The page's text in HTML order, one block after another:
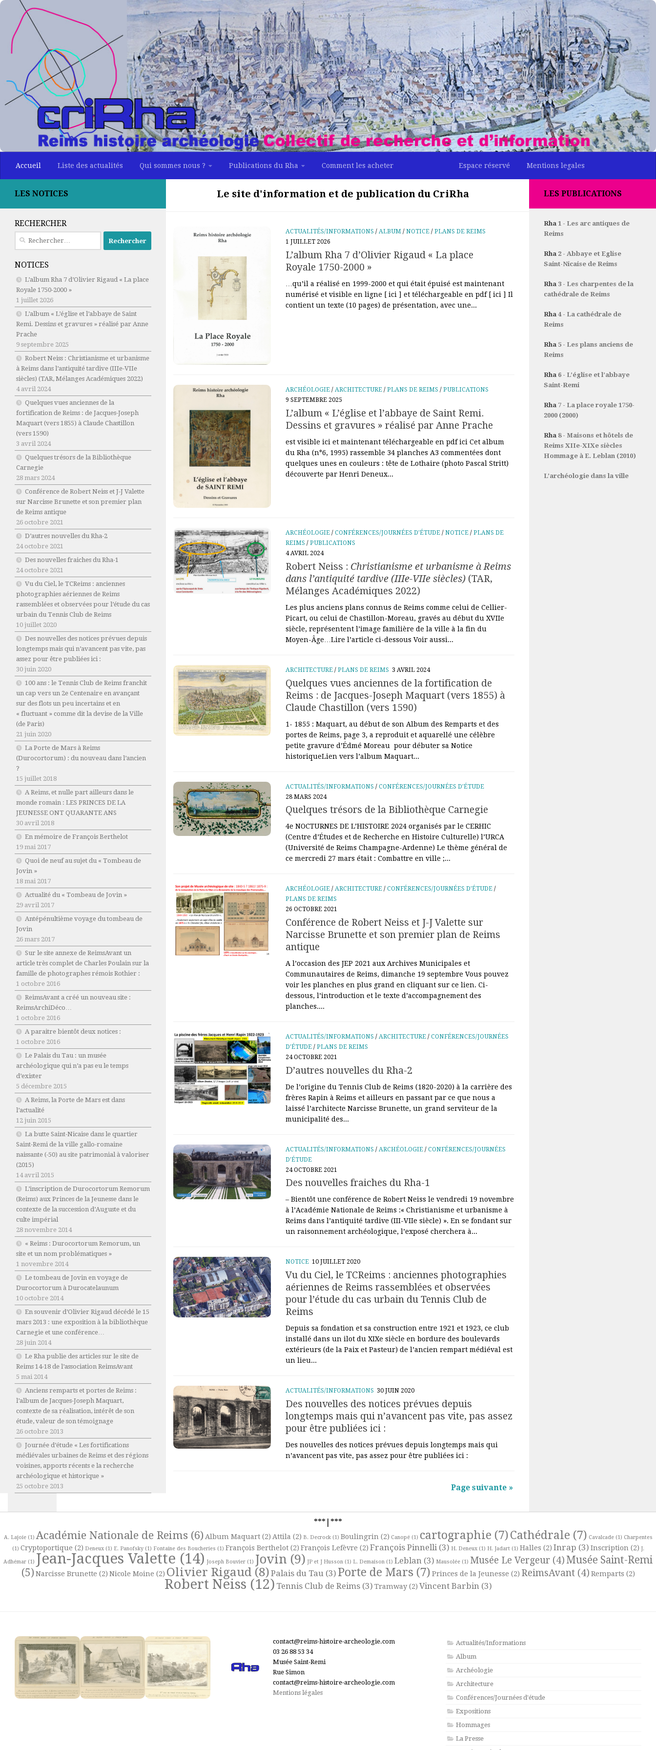
Skip to content
Accueil Liste des actualités Qui sommes nous ? Publications du Rha Comment les acheter Espace réservé Mentions legales
Le site d'information et de publication du CriRha
ACTUALITÉS/INFORMATIONS /ALBUM /NOTICE /PLANS DE REIMS
1 JUILLET 2026
L’album Rha 7 d’Olivier Rigaud « La place
Royale 1750-2000 »
…qu’il a réalisé en 1999-2000 et qui était épuisé est maintenant
numérisé et visible en ligne [ ici ] et téléchargeable en pdf [ ici ] Il
contient un texte (10 pages) de présentation, avec une...
ARCHÉOLOGIE /ARCHITECTURE /PLANS DE REIMS /PUBLICATIONS
9 SEPTEMBRE 2025
L’album « L’église et l’abbaye de Saint Remi.
Dessins et gravures » réalisé par Anne Prache
est visible ici et maintenant téléchargeable en pdf ici Cet album
du Rha (n°6, 1995) rassemble 34 planches A3 commentées dont
quelques unes en couleurs : tête de Lothaire (photo Pascal Stritt)
découverte par Henri Deneux...
ARCHÉOLOGIE /CONFÉRENCES/JOURNÉES D'ÉTUDE /NOTICE /PLANS DE
REIMS /PUBLICATIONS
4 AVRIL 2024
Robert Neiss : Christianisme et urbanisme à Reims
dans l’antiquité tardive (IIIe-VIIe siècles) (TAR,
Mélanges Académiques 2022)
Les plus anciens plans connus de Reims comme celui de Cellier-
Picart, ou celui de Chastillon-Moreau, gravés au début du XVIIe
siècle, représentent l’image familière de la ville à la fin du
Moyen-Âge…Lire l’article ci-dessous Voir aussi...
ARCHITECTURE /PLANS DE REIMS 3 AVRIL 2024
Quelques vues anciennes de la fortification de
Reims : de Jacques-Joseph Maquart (vers 1855) à
Claude Chastillon (vers 1590)
1- 1855 : Maquart, au début de son Album des Remparts et des
portes de Reims, page 3, a reproduit et aquarellé une célèbre
petite gravure d’Édmé Moreau pour débuter sa Notice
historiqueLien vers l’album Maquart...
ACTUALITÉS/INFORMATIONS /CONFÉRENCES/JOURNÉES D'ÉTUDE
28 MARS 2024
Quelques trésors de la Bibliothèque Carnegie
4e NOCTURNES DE L’HISTOIRE 2024 organisés par le CERHIC
(Centre d’Études et de Recherche en Histoire Culturelle) l’URCA
(Université de Reims Champagne-Ardenne) Le thème général de
ce mercredi 27 mars était : Combattre en ville ;...
ARCHÉOLOGIE /ARCHITECTURE /CONFÉRENCES/JOURNÉES D'ÉTUDE /
PLANS DE REIMS
26 OCTOBRE 2021
Conférence de Robert Neiss et J-J Valette sur
Narcisse Brunette et son premier plan de Reims
antique
A l’occasion des JEP 2021 aux Archives Municipales et
Communautaires de Reims, dimanche 19 septembre Vous pouvez
voir les planches en plus grand en cliquant sur ce lien. Ci-
dessous, l’introduction et le texte d’accompagnement des
planches....
ACTUALITÉS/INFORMATIONS /ARCHITECTURE /CONFÉRENCES/JOURNÉES
D'ÉTUDE /PLANS DE REIMS
24 OCTOBRE 2021
D’autres nouvelles du Rha-2
De l’origine du Tennis Club de Reims (1820-2020) à la carrière des
frères Rapin à Reims et ailleurs en passant par ce que nous a
laissé l’architecte Narcisse Brunette, un grand serviteur de la
municipalité des...
ACTUALITÉS/INFORMATIONS / ARCHÉOLOGIE /CONFÉRENCES/JOURNÉES
D'ÉTUDE
24 OCTOBRE 2021
Des nouvelles fraiches du Rha-1
– Bientôt une conférence de Robert Neiss le vendredi 19 novembre
à l’Académie Nationale de Reims :« Christianisme et urbanisme à
Reims dans l’antiquité tardive (III-VIIe siècle) ». En se fondant sur
un raisonnement archéologique, l’exposé cherchera à...
NOTICE 10 JUILLET 2020
Vu du Ciel, le TCReims : anciennes photographies
aériennes de Reims rassemblées et observées
pour l’étude du cas urbain du Tennis Club de
Reims
Depuis sa fondation et sa construction entre 1921 et 1923, ce club
installé dans un ilot du XIXe siècle en bordure des boulevards
extérieurs (de la Paix et Pasteur) de l’ancien rempart médiéval est
un lieu...
ACTUALITÉS/INFORMATIONS 30 JUIN 2020
Des nouvelles des notices prévues depuis
longtemps mais qui n’avancent pas vite, pas assez
pour être publiées ici :
Des nouvelles des notices prévues depuis longtemps mais qui
n’avancent pas vite, pas assez pour être publiées ici :
Page suivante »
LES NOTICES
RECHERCHER
Rechercher :
NOTICES
L’album Rha 7 d’Olivier Rigaud « La place
Royale 1750-2000 »
1 juillet 2026
L’album « L’église et l’abbaye de Saint
Remi. Dessins et gravures » réalisé par Anne
Prache
9 septembre 2025
Robert Neiss : Christianisme et urbanisme
à Reims dans l’antiquité tardive (IIIe-VIIe
siècles) (TAR, Mélanges Académiques 2022)
4 avril 2024
Quelques vues anciennes de la
fortification de Reims : de Jacques-Joseph
Maquart (vers 1855) à Claude Chastillon
(vers 1590)
3 avril 2024
Quelques trésors de la Bibliothèque
Carnegie
28 mars 2024
Conférence de Robert Neiss et J-J Valette
sur Narcisse Brunette et son premier plan
de Reims antique
26 octobre 2021
D’autres nouvelles du Rha-2
24 octobre 2021
Des nouvelles fraiches du Rha-1
24 octobre 2021
Vu du Ciel, le TCReims : anciennes
photographies aériennes de Reims
rassemblées et observées pour l’étude du cas
urbain du Tennis Club de Reims
10 juillet 2020
Des nouvelles des notices prévues depuis
longtemps mais qui n’avancent pas vite, pas
assez pour être publiées ici :
30 juin 2020
100 ans : le Tennis Club de Reims franchit
un cap vers un 2e Centenaire en avançant
sur des flots un peu incertains et en
« fluctuant » comme dit la devise de la Ville
(de Paris)
21 juin 2020
La Porte de Mars à Reims
(Durocortorum) : du nouveau dans l’ancien
?
15 juillet 2018
A Reims, et nulle part ailleurs dans le
monde romain : LES PRINCES DE LA
JEUNESSE ONT QUARANTE ANS
30 avril 2018
En mémoire de François Berthelot
19 mai 2017
Quoi de neuf au sujet du « Tombeau de
Jovin »
18 mai 2017
Actualité du « Tombeau de Jovin »
29 avril 2017
Antépénultième voyage du tombeau de
Jovin
26 mars 2017
Sur le site annexe de ReimsAvant un
article très complet de Charles Poulain sur la
famille de photographes rémois Rothier :
1 octobre 2016
ReimsAvant a créé un nouveau site :
ReimsArchiDéco…
1 octobre 2016
A paraitre bientôt deux notices :
1 octobre 2016
Le Palais du Tau : un musée
archéologique qui n’a pas eu le temps
d’exister
5 décembre 2015
A Reims, la Porte de Mars est dans
l’actualité
12 juin 2015
La butte Saint-Nicaise dans le quartier
Saint-Remi de la ville gallo-romaine
naissante (-50) au site patrimonial à valoriser
(2015)
14 avril 2015
L’inscription de Durocortorum Remorum
(Reims) aux Princes de la Jeunesse dans le
contexte de la succession d’Auguste et du
culte impérial
28 novembre 2014
« Reims : Durocortorum Remorum, un
site et un nom problématiques »
1 novembre 2014
Le tombeau de Jovin en voyage de
Durocortorum à Durocatelaunum
10 octobre 2014
En souvenir d’Olivier Rigaud décédé le 15
mars 2013 : une exposition à la bibliothèque
Carnegie et une conférence…
28 juin 2014
Le Rha publie des articles sur le site de
Reims 14-18 de l’association ReimsAvant
5 mai 2014
Anciens remparts et portes de Reims :
l’album de Jacques-Joseph Maquart,
contexte de sa réalisation, intérêt de son
étude, valeur de son témoignage
26 octobre 2013
Journée d’étude « Les fortifications
médiévales urbaines de Reims et des régions
voisines, apports récents e la recherche
archéologique et historique »
25 octobre 2013
LES PUBLICATIONS
Rha 1 - Les arc antiques de
Reims
Rha 2 - Abbaye et Eglise
Saint-Nicaise de Reims
Rha 3 - Les charpentes de la
cathédrale de Reims
Rha 4 - La cathédrale de
Reims
Rha 5 - Les plans anciens de
Reims
Rha 6 - L’église et l’abbaye
Saint-Remi
Rha 7 - La place royale 1750-
2000 (2000)
Rha 8 - Maisons et hôtels de
Reims XIIe-XIXe siècles
Hommage à E. Leblan (2010)
L’archéologie dans la ville
***|***
A. Lajoie(1) Académie Nationale de Reims (6) Album Maquart(2) Attila (2) B. Decrock(1) Boulingrin (2) Canopé(1) cartographie (7)Cathédrale (7) Cavalcade(1) Charpentes
(1) Cryptoportique (2) Deneux(1) E. Panofsky(1) Fontaine des Boucheries (1) François Berthelot(2) François Lefèvre (2) François Pinnelli (3) H. Deneux(1) H. Jadart(1) Halles (2) Inrap (3) Inscription (2) J.
Adhémar (1) Jean-Jacques Valette (14) Joseph Bouvier (1) Jovin (9) JP et J Husson (1) L. Demaison (1) Leblan (3) Mausolée (1) Musée Le Vergeur (4) Musée Saint-Remi
(5) Narcisse Brunette (2) Nicole Moine (2) Olivier Rigaud(8) Palais du Tau (3) Porte de Mars(7) Princes de la Jeunesse (2) ReimsAvant(4) Remparts (2)
Robert Neiss (12) Tennis Club de Reims(3) Tramway(2) Vincent Barbin (3)
contact@reims-histoire-archeologie.com
03 26 88 53 34
Musée Saint-Remi
Rue Simon
contact@reims-histoire-archeologie.com
Mentions légales
Actualités/Informations
Album
Archéologie
Architecture
Conférences/Journées d'étude
Expositions
Hommages
La Presse